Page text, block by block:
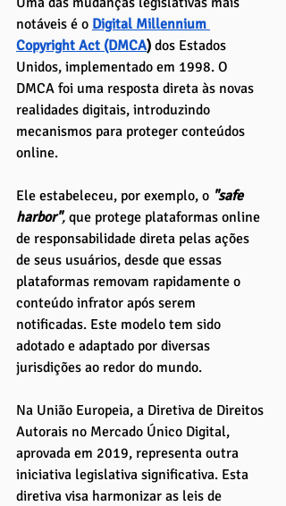
notáveis é o Digital Millennium
Copyright Act (DMCA) dos Estados
Unidos, implementado em 1998. O
DMCA foi uma resposta direta às novas
realidades digitais, introduzindo
mecanismos para proteger conteúdos
online.
Ele estabeleceu, por exemplo, o "safe
harbor", que protege plataformas online
de responsabilidade direta pelas ações
de seus usuários, desde que essas
plataformas removam rapidamente o
conteúdo infrator após serem
notificadas. Este modelo tem sido
adotado e adaptado por diversas
jurisdições ao redor do mundo.
Na União Europeia, a Diretiva de Direitos
Autorais no Mercado Único Digital,
aprovada em 2019, representa outra
iniciativa legislativa significativa. Esta
diretiva visa harmonizar as leis de